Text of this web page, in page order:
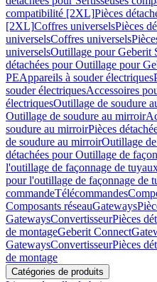
compatibilité [2XL]Pièces
[2XL]Coffres universelsPièces
universelsCoffres universels
universelsOutillage pour Geberit
détachées pour Outillage pour
PEAppareils à souder électriques
souder électriquesAccessoires
électriquesOutillage de soudure
Outillage de soudure au mirroir
soudure au mirroirPièces
de soudure au mirroirOutillage
détachées pour Outillage de
l'outillage de façonnage de
pour l'outillage de façonnage de
commandeTélécommandes
Composants réseauGateways
GatewaysConvertisseurPièces
de montageGeberit Connect
GatewaysConvertisseurPièces
de montage
Catégories de produits